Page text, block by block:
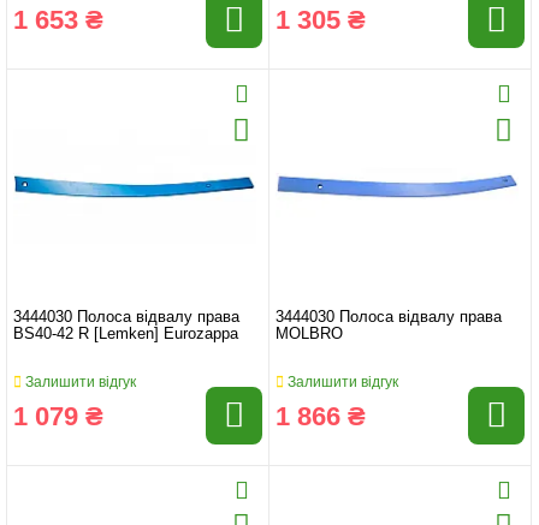
1 653 ₴ 1 305 ₴
3444030 Полоса відвалу права
BS40-42 R [Lemken] Eurozappa
Залишити відгук
1 079 ₴
3444030 Полоса відвалу права
MOLBRO
Залишити відгук
1 866 ₴